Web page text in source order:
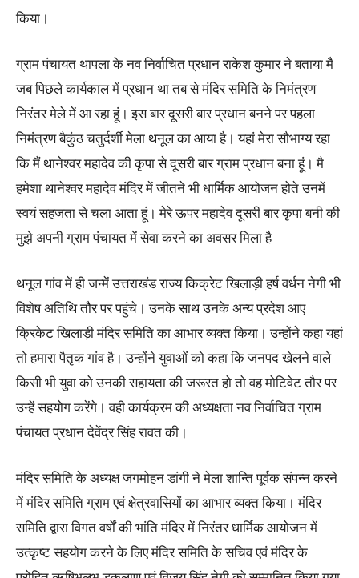
किया।
ग्राम पंचायत थापला के नव निर्वाचित प्रधान राकेश कुमार ने बताया मै
जब पिछले कार्यकाल में प्रधान था तब से मंदिर समिति के निमंत्रण
निरंतर मेले में आ रहा हूं। इस बार दूसरी बार प्रधान बनने पर पहला
निमंत्रण बैकुंठ चतुर्दर्शी मेला थनूल का आया है। यहां मेरा सौभाग्य रहा
कि मैं थानेश्वर महादेव की कृपा से दूसरी बार ग्राम प्रधान बना हूं। मै
हमेशा थानेश्वर महादेव मंदिर में जीतने भी धार्मिक आयोजन होते उनमें
स्वयं सहजता से चला आता हूं। मेरे ऊपर महादेव दूसरी बार कृपा बनी की
मुझे अपनी ग्राम पंचायत में सेवा करने का अवसर मिला है
थनूल गांव में ही जन्में उत्तराखंड राज्य किक्रेट खिलाड़ी हर्ष वर्धन नेगी भी
विशेष अतिथि तौर पर पहुंचे। उनके साथ उनके अन्य प्रदेश आए
क्रिकेट खिलाड़ी मंदिर समिति का आभार व्यक्त किया। उन्होंने कहा यहां
तो हमारा पैतृक गांव है। उन्होंने युवाओं को कहा कि जनपद खेलने वाले
किसी भी युवा को उनकी सहायता की जरूरत हो तो वह मोटिवेट तौर पर
उन्हें सहयोग करेंगे। वही कार्यक्रम की अध्यक्षता नव निर्वाचित ग्राम
पंचायत प्रधान देवेंद्र सिंह रावत की।
मंदिर समिति के अध्यक्ष जगमोहन डांगी ने मेला शान्ति पूर्वक संपन्न करने
में मंदिर समिति ग्राम एवं क्षेत्रवासियों का आभार व्यक्त किया। मंदिर
समिति द्वारा विगत वर्षों की भांति मंदिर में निरंतर धार्मिक आयोजन में
उत्कृष्ट सहयोग करने के लिए मंदिर समिति के सचिव एवं मंदिर के